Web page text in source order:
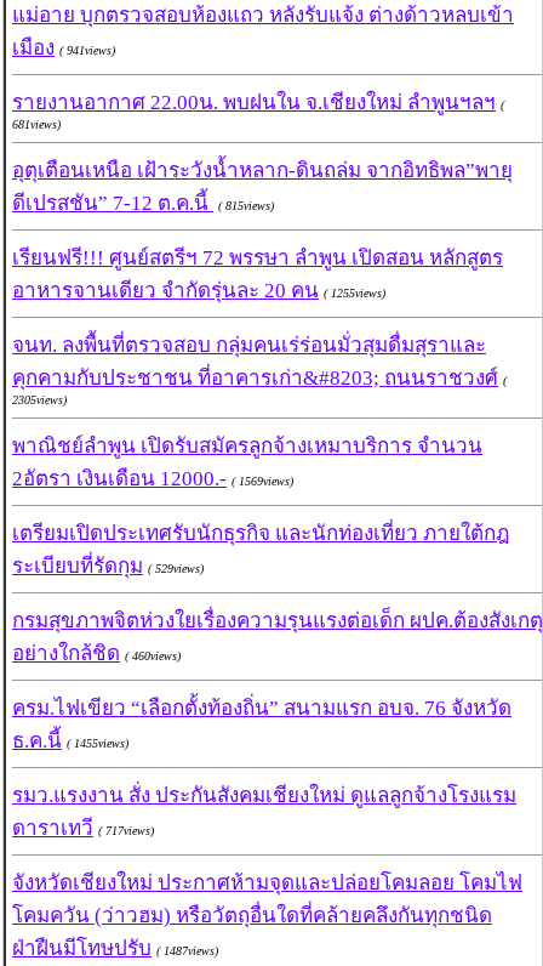
แม่อาย บุกตรวจสอบห้องแถว หลังรับแจ้ง ต่างด้าวหลบเข้า
เมือง ( 941views)
รายงานอากาศ 22.00น. พบฝนใน จ.เชียงใหม่ ลำพูนฯลฯ (
681views)
อุตุเตือนเหนือ เฝ้าระวังน้ำหลาก-ดินถล่ม จากอิทธิพล”พายุ
ดีเปรสชัน” 7-12 ต.ค.นี้
( 815views)
เรียนฟรี!!! ศูนย์สตรีฯ 72 พรรษา ลำพูน เปิดสอน หลักสูตร
อาหารจานเดียว จำกัดรุ่นละ 20 คน ( 1255views)
จนท. ลงพื้นที่ตรวจสอบ กลุ่มคนเร่ร่อนมั่วสุมดื่มสุราและ
คุกคามกับประชาชน ที่อาคารเก่า&#8203; ถนนราชวงศ์ (
2305views)
พาณิชย์ลำพูน เปิดรับสมัครลูกจ้างเหมาบริการ จำนวน
2อัตรา เงินเดือน 12000.- ( 1569views)
เตรียมเปิดประเทศรับนักธุรกิจ และนักท่องเที่ยว ภายใต้กฎ
ระเบียบที่รัดกุม ( 529views)
กรมสุขภาพจิตห่วงใยเรื่องความรุนแรงต่อเด็ก ผปค.ต้องสังเกตุ
อย่างใกล้ชิด ( 460views)
ครม.ไฟเขียว “เลือกตั้งท้องถิ่น” สนามแรก อบจ. 76 จังหวัด
ธ.ค.นี้ ( 1455views)
รมว.แรงงาน สั่ง ประกันสังคมเชียงใหม่ ดูแลลูกจ้างโรงแรม
ดาราเทวี ( 717views)
จังหวัดเชียงใหม่ ประกาศห้ามจุดและปล่อยโคมลอย โคมไฟ
โคมควัน (ว่าวฮม) หรือวัตถุอื่นใดที่คล้ายคลึงกันทุกชนิด
ฝ่าฝืนมีโทษปรับ ( 1487views)